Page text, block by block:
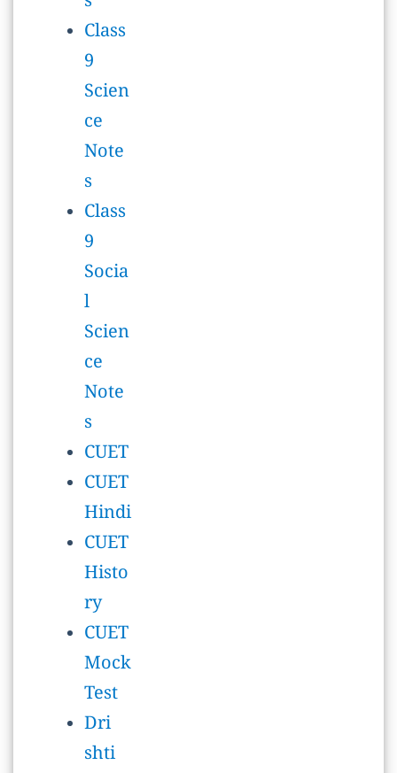
Note
s
Class
9
Socia
l
Scien
ce
Note
s
CUET
CUET
Hindi
CUET
Histo
ry
CUET
Mock
Test
Dri
shti
IAS
Note
s
Engli